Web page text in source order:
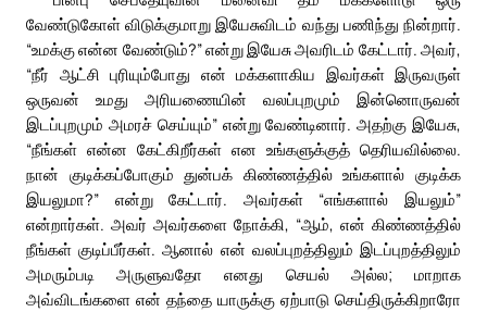
வேண்டுகோள் விடுக்குமாறு இயேசுவிடம் வந்து பணிந்து நின்றார்.
“உமக்கு என்ன வேண்டும்?” என்று இயேசு அவரிடம் கேட்டார். அவர்,
“நீர் ஆட்சி புரியும்போது என் மக்களாகிய இவர்கள் இருவருள்
ஒருவன் உமது அரியணையின் வலப்புறமும் இன்னொருவன்
இடப்புறமும் அமரச் செய்யும்” என்று வேண்டினார். அதற்கு இயேசு,
“நீங்கள் என்ன கேட்கிறீர்கள் என உங்களுக்குத் தெரியவில்லை.
நான் குடிக்கப்போகும் துன்பக் கிண்ணத்தில் உங்களால் குடிக்க
இயலுமா?” என்று கேட்டார். அவர்கள் “எங்களால் இயலும்”
என்றார்கள். அவர் அவர்களை நோக்கி, “ஆம், என் கிண்ணத்தில்
நீங்கள் குடிப்பீர்கள். ஆனால் என் வலப்புறத்திலும் இடப்புறத்திலும்
அமரும்படி அருளுவதோ எனது செயல் அல்ல; மாறாக
அவ்விடங்களை என் தந்தை யாருக்கு ஏற்பாடு செய்திருக்கிறாரோ